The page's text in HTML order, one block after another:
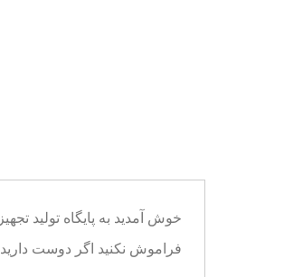
فراموش نکنید اگر دوست دارید